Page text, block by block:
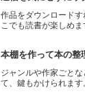
作品をダウンロード
こでも読書が楽しめま
本棚を作って本の整
ジャンルや作家ごと
て、鍵もかけられます。